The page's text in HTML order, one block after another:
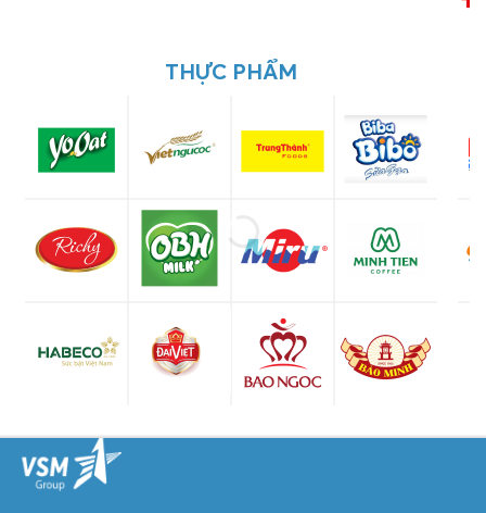
THỰC PHẨM